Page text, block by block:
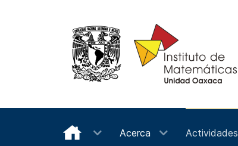
Acerca Actividades